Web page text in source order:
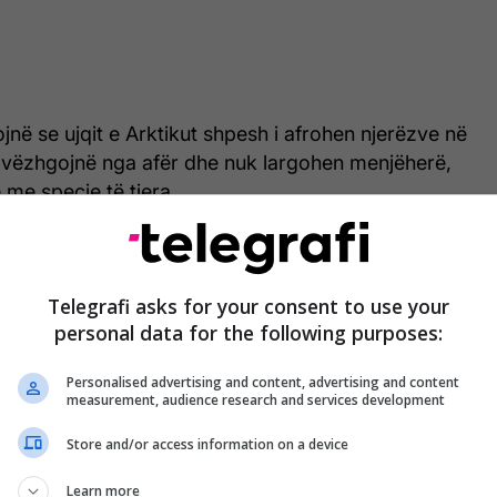
se ujqit e Arktikut shpesh i afrohen njerëzve në
nga afër dhe nuk largohen menjëherë,
specie të tjera.
tregojnë sjellje agresive. Përkundrazi, qëndrimi i
me një sjellje që duket e udhëhequr më shumë
nga frika apo mbrojtja e territorit.
se kjo sjellje lidhet me mungesën e ekspozimit
e tyre të largët dhe të izoluar në Arktik, ku
është minimale.
Telegrafi asks for your consent to use your
personal data for the following purposes:
Personalised advertising and content, advertising and content
measurement, audience research and services development
Store and/or access information on a device
Learn more